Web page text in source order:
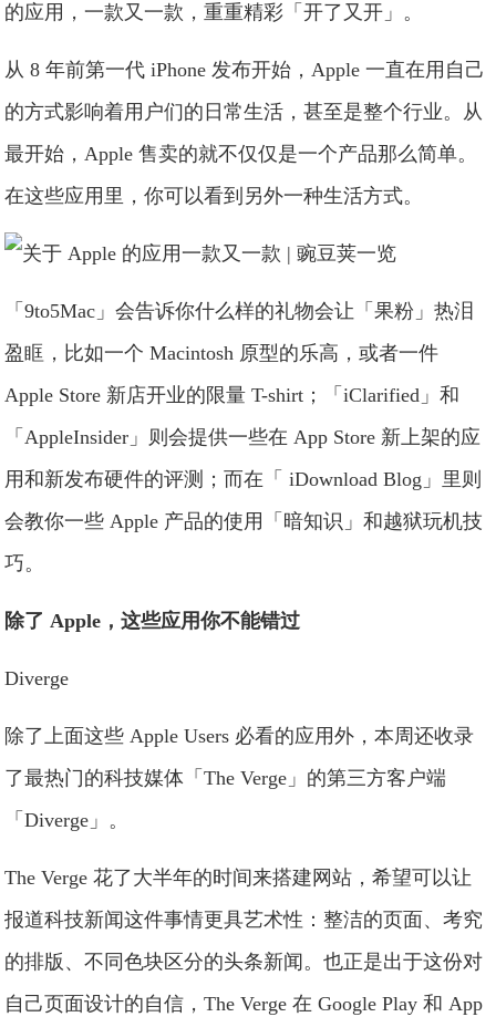
的应用，一款又一款，重重精彩「开了又开」。
从 8 年前第一代 iPhone 发布开始，Apple 一直在用自己
的方式影响着用户们的日常生活，甚至是整个行业。从
最开始，Apple 售卖的就不仅仅是一个产品那么简单。
在这些应用里，你可以看到另外一种生活方式。
「9to5Mac」会告诉你什么样的礼物会让「果粉」热泪
盈眶，比如一个 Macintosh 原型的乐高，或者一件
Apple Store 新店开业的限量 T-shirt；「iClarified」和
「AppleInsider」则会提供一些在 App Store 新上架的应
用和新发布硬件的评测；而在「 iDownload Blog」里则
会教你一些 Apple 产品的使用「暗知识」和越狱玩机技
巧。
除了 Apple，这些应用你不能错过
Diverge
除了上面这些 Apple Users 必看的应用外，本周还收录
了最热门的科技媒体「The Verge」的第三方客户端
「Diverge」。
The Verge 花了大半年的时间来搭建网站，希望可以让
报道科技新闻这件事情更具艺术性：整洁的页面、考究
的排版、不同色块区分的头条新闻。也正是出于这份对
自己页面设计的自信，The Verge 在 Google Play 和 App